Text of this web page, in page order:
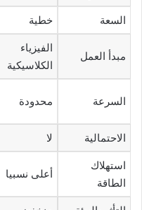
السعة خطية
مبدأ العمل
الفيزياء
الكلاسيكية
السرعة محدودة
الاحتمالية لا
استهلاك
الطاقة
أعلى نسبيا